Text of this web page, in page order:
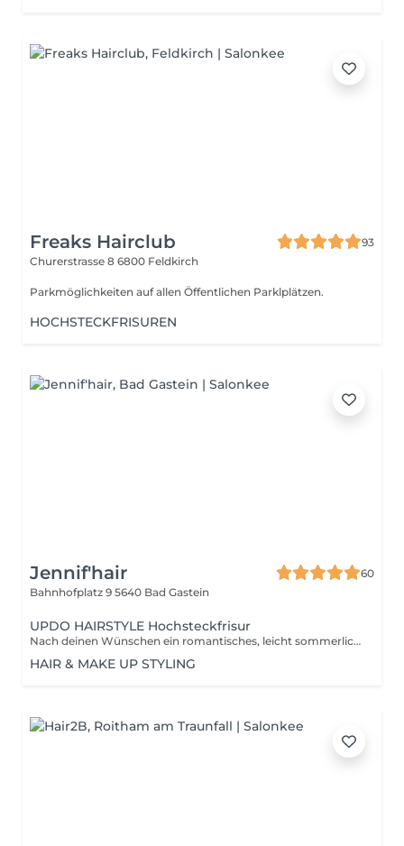
Freaks Hairclub
93
Churerstrasse 8 6800 Feldkirch
Parkmöglichkeiten auf allen Öffentlichen Parklplätzen.
HOCHSTECKFRISUREN
Jennif'hair
60
Bahnhofplatz 9 5640 Bad Gastein
UPDO HAIRSTYLE Hochsteckfrisur
Nach deinen Wünschen ein romantisches, leicht sommerliches oder traditionelles Hairstyling für jeden Anlass
HAIR & MAKE UP STYLING